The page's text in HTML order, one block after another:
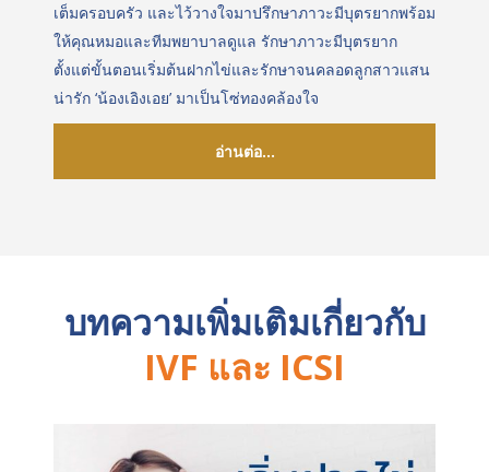
เต็มครอบครัว และไว้วางใจมาปรึกษาภาวะมีบุตรยากพร้อม
ให้คุณหมอและทีมพยาบาลดูแล รักษาภาวะมีบุตรยาก
ตั้งแต่ขั้นตอนเริ่มต้นฝากไข่และรักษาจนคลอดลูกสาวแสน
น่ารัก ‘น้องเอิงเอย’ มาเป็นโซ่ทองคล้องใจ
อ่านต่อ...
บทความเพิ่มเติมเกี่ยวกับ
IVF และ ICSI